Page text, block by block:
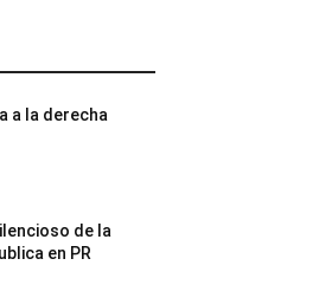
a la derecha
de la
en PR